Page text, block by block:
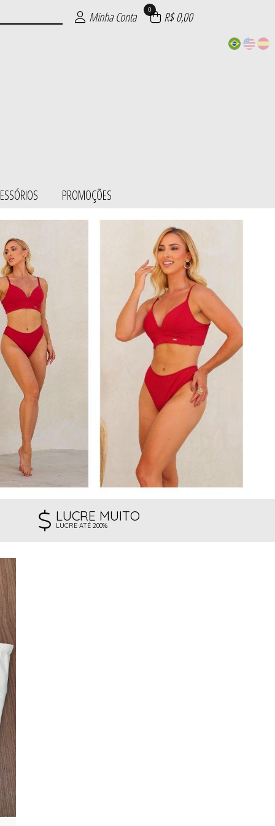
Minha Conta 0 R$ 0,00
BODY
PROMOÇÕES
LUCRE MUITO
LUCRE ATÉ 200%